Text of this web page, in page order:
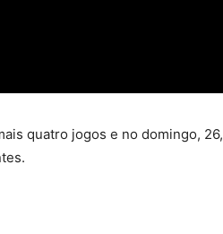
quatro jogos e no domingo, 26,